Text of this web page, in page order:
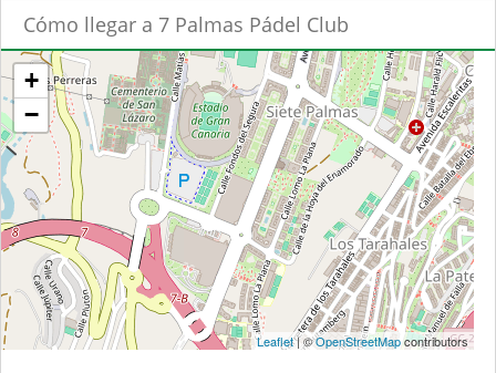
Cómo llegar a 7 Palmas Pádel Club
+
−
Leaflet| ©OpenStreetMapcontributors